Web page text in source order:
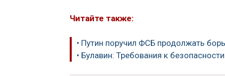
Читайте также:
• Путин поручил ФСБ продолжать
• Булавин: Требования к